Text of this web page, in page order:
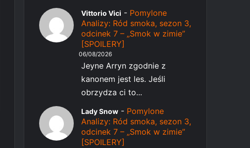
Vittorio Vici - Pomylone
Analizy: Ród smoka, sezon 3,
odcinek 7 – „Smok w zimie”
[SPOILERY]
06/08/2026
Jeyne Arryn zgodnie z
kanonem jest les. Jeśli
obrzydza ci to...
Lady Snow - Pomylone
Analizy: Ród smoka, sezon 3,
odcinek 7 – „Smok w zimie”
[SPOILERY]